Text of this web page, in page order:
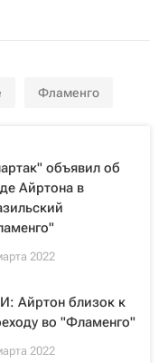
Фламенго
объявил об
Айртона в
2022
Айртон близок к
во "Фламенго"
2022